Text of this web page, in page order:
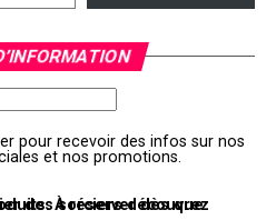
pour recevoir des infos sur nos
et nos promotions.